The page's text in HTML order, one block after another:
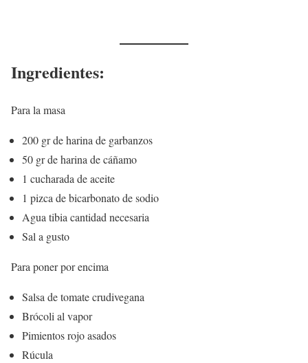
Ingredientes:
Para la masa
200 gr de harina de garbanzos
50 gr de harina de cáñamo
1 cucharada de aceite
1 pizca de bicarbonato de sodio
Agua tibia cantidad necesaria
Sal a gusto
Para poner por encima
Salsa de tomate crudivegana
Brócoli al vapor
Pimientos rojo asados
Rúcula